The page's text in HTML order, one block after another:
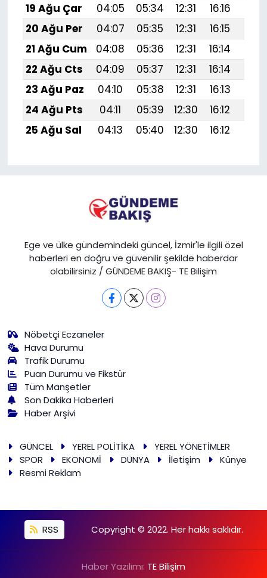
19 Ağu Çar
04:05 05:34 12:31 16:16
20 Ağu Per
04:07 05:35 12:31 16:15
21 Ağu Cum
04:08 05:36 12:31 16:14
22 Ağu Cts
04:09 05:37 12:31 16:14
23 Ağu Paz
04:10 05:38 12:31 16:13
24 Ağu Pts
04:11 05:39 12:30 16:12
25 Ağu Sal
04:13 05:40 12:30 16:12
Ege ve ülke gündemindeki güncel, İzmir'le ilgili özel
haberleri en doğru ve güvenilir şekilde haberdar
olabilirsiniz / GÜNDEME BAKIŞ- TE Bilişim
Nöbetçi Eczaneler
Hava Durumu
Trafik Durumu
Puan Durumu ve Fikstür
Tüm Manşetler
Son Dakika Haberleri
Haber Arşivi
GÜNCEL YEREL POLİTİKA
YEREL YÖNETİMLER
SPOR
EKONOMİ DÜNYA İletişim
Künye
Resmi Reklam
RSS Copyright © 2022. Her hakkı saklıdır.
Haber Yazılımı: TE Bilişim